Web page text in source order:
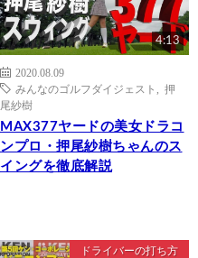
4:13
2020.08.09
みんなのゴルフダイジェスト
押
尾紗樹
MAX377ヤードの美女ドラコ
ンプロ・押尾紗樹ちゃんのス
イングを徹底解説
ドライバーの打ち方